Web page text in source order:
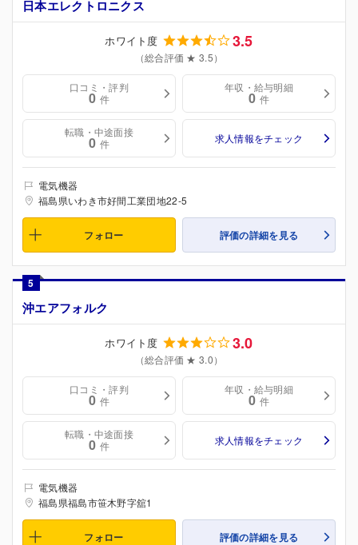
日本エレクトロニクス
ホワイト度 3.5
（総合評価 ★ 3.5）
口コミ・評判
0 件
年収・給与明細
0 件
転職・中途面接
0 件 求人情報をチェック
電気機器
福島県いわき市好間工業団地22-5
フォロー 評価の詳細を見る
5
沖エアフォルク
ホワイト度 3.0
（総合評価 ★ 3.0）
口コミ・評判
0 件
年収・給与明細
0 件
転職・中途面接
0 件 求人情報をチェック
電気機器
福島県福島市笹木野字舘1
フォロー 評価の詳細を見る